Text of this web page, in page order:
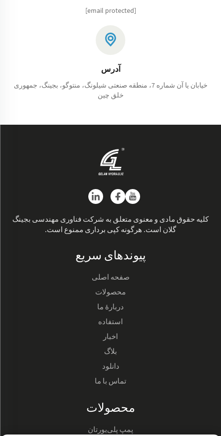
[email protected]
آدرس
خیابان یا آن شماره 7، منطقه صنعتی شیلونگ، منتوگو، بجینگ، جمهوری
خلق چین
کلیه حقوق مادی و معنوی متعلق به شرکت فناوری مهندسی بجینگ
گلان است. هرگونه کپی برداری ممنوع است.
پیوندهای سریع
صفحه اصلی
محصولات
دربارهٔ ما
استفاده
اخبار
بلاگ
دانلود
تماس با ما
محصولات
پمپ پلی‌یورتان